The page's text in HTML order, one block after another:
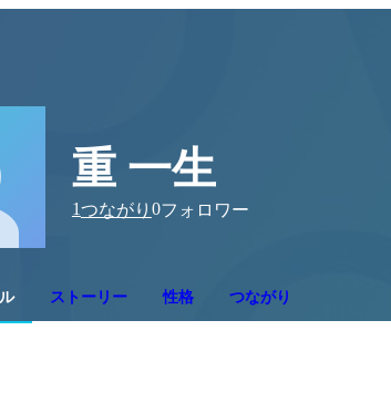
重 一生
1つながり 0フォロワー
ストーリー 性格 つながり